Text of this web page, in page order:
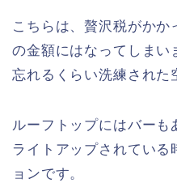
こちらは、贅沢税がかか
の金額にはなってしまい
忘れるくらい洗練された
ルーフトップにはバーも
ライトアップされている
ョンです。